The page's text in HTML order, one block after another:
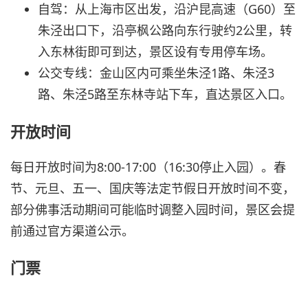
自驾：从上海市区出发，沿沪昆高速（G60）至
朱泾出口下，沿亭枫公路向东行驶约2公里，转
入东林街即可到达，景区设有专用停车场。
公交专线：金山区内可乘坐朱泾1路、朱泾3
路、朱泾5路至东林寺站下车，直达景区入口。
开放时间
每日开放时间为8:00-17:00（16:30停止入园）。春
节、元旦、五一、国庆等法定节假日开放时间不变，
部分佛事活动期间可能临时调整入园时间，景区会提
前通过官方渠道公示。
门票